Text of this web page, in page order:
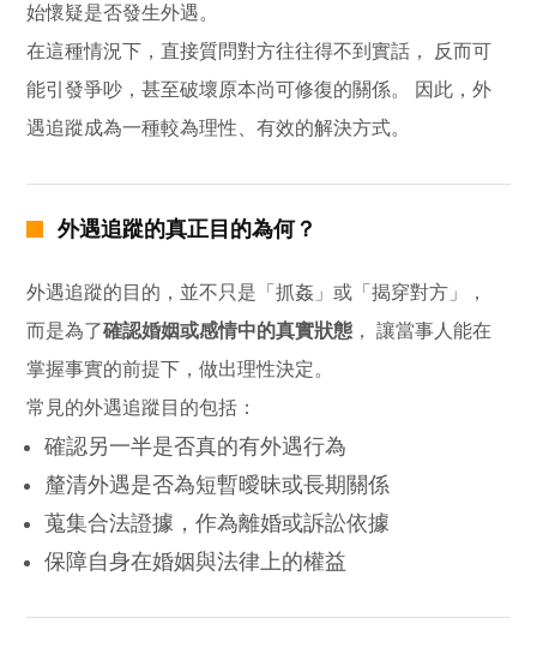
始懷疑是否發生外遇。
在這種情況下，直接質問對方往往得不到實話， 反而可
能引發爭吵，甚至破壞原本尚可修復的關係。 因此，外
遇追蹤成為一種較為理性、有效的解決方式。
外遇追蹤的真正目的為何？
外遇追蹤的目的，並不只是「抓姦」或「揭穿對方」，
而是為了確認婚姻或感情中的真實狀態 ， 讓當事人能在
掌握事實的前提下，做出理性決定。
常見的外遇追蹤目的包括：
確認另一半是否真的有外遇行為
釐清外遇是否為短暫曖昧或長期關係
蒐集合法證據，作為離婚或訴訟依據
保障自身在婚姻與法律上的權益